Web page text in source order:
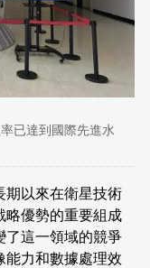
已達到國際先進水
期以來在衛星技術
略優勢的重要組成
了這一領域的競爭
能力和數據處理效